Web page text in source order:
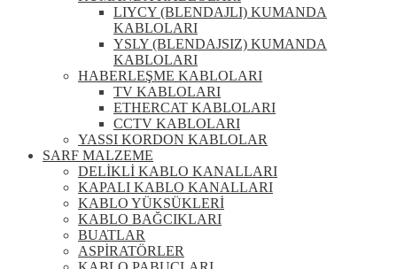
LIYCY (BLENDAJLI) KUMANDA
KABLOLARI
YSLY (BLENDAJSIZ) KUMANDA
KABLOLARI
HABERLEŞME KABLOLARI
TV KABLOLARI
ETHERCAT KABLOLARI
CCTV KABLOLARI
YASSI KORDON KABLOLAR
SARF MALZEME
DELİKLİ KABLO KANALLARI
KAPALI KABLO KANALLARI
KABLO YÜKSÜKLERİ
KABLO BAĞCIKLARI
BUATLAR
ASPİRATÖRLER